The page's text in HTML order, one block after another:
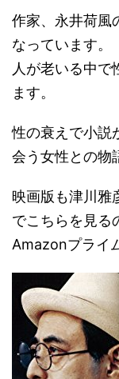
作家、永井荷風
なっています。
人が老いる中で
ます。
性の衰えで小説
会う女性との物
映画版も津川雅
でこちらを見る
Amazonプライ